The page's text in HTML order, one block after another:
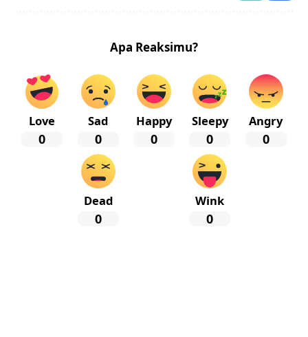
Apa Reaksimu?
Love
0
Sad
0
Happy
0
Sleepy
0
Angry
0
Dead
0
Wink
0